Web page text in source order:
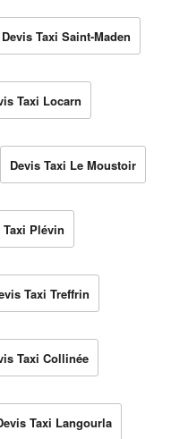
Devis Taxi Saint-Maden
Taxi Locarn
Devis Taxi Le Moustoir
Taxi Plévin
Taxi Treffrin
Taxi Collinée
Taxi Langourla